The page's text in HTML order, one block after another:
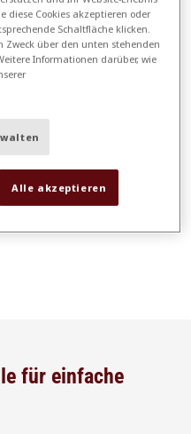
für einfache
diese Cookies akzeptieren oder
Schaltfläche klicken.
Zweck über den unten stehenden
Informationen darüber, wie
Alle akzeptieren